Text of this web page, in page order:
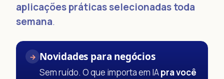
aplicações práticas selecionadas toda
semana.
→ Novidades para negócios
Sem ruído. O que importa em IApra você